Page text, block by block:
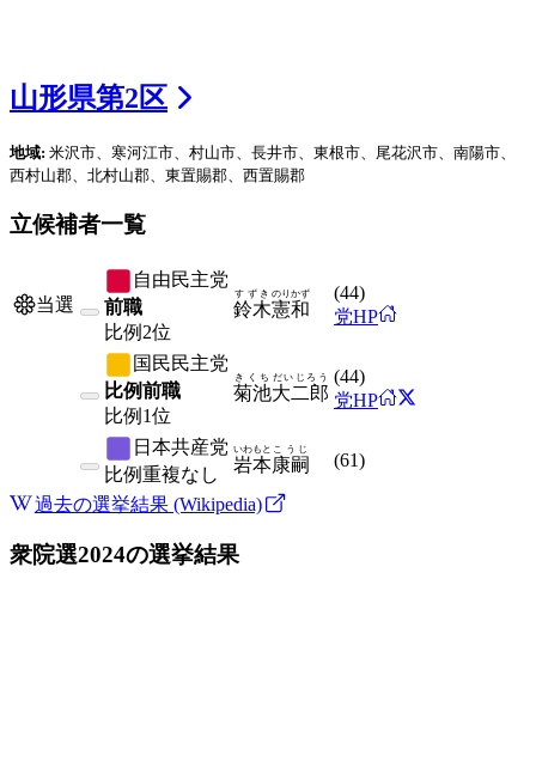
山形県第2区
地域: 米沢市、寒河江市、村山市、長井市、東根市、尾花沢市、南陽市、
西村山郡、北村山郡、東置賜郡、西置賜郡
立候補者一覧
当選
自由民主党
前職
比例 2位
鈴木
すずき
憲和
のりかず (44)
党HP
国民民主党
比例前職
比例 1位
菊池
きくち
大二郎
だいじろう (44)
党HP
日本共産党
比例重複なし 岩本
いわもと
康嗣
こうじ
(61)
過去の選挙結果 (Wikipedia)
衆院選2024の選挙結果